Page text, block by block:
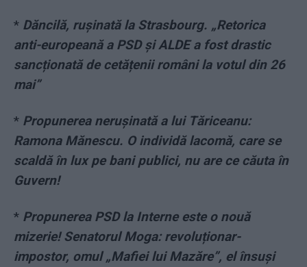
* Dăncilă, rușinată la Strasbourg. „Retorica
anti-europeană a PSD și ALDE a fost drastic
sancționată de cetățenii români la votul din 26
mai”
* Propunerea nerușinată a lui Tăriceanu:
Ramona Mănescu. O individă lacomă, care se
scaldă în lux pe bani publici, nu are ce căuta în
Guvern!
* Propunerea PSD la Interne este o nouă
mizerie! Senatorul Moga: revoluționar-
impostor, omul „Mafiei lui Mazăre”, el însuși